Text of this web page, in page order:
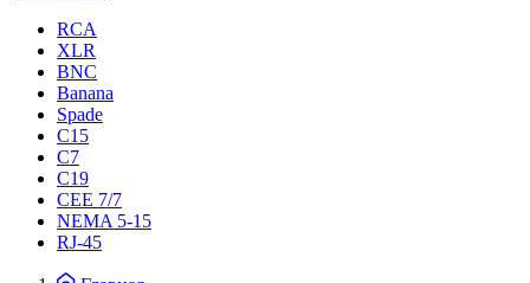
RCA
XLR
BNC
Banana
Spade
C15
С7
C19
CEE 7/7
NEMA 5-15
RJ-45